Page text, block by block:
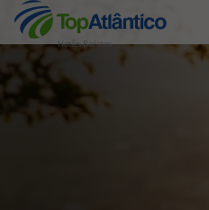
Hotéis Baratos
Destinos